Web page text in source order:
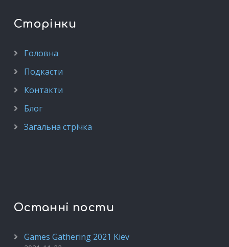
Сторінки
Головна
Подкасти
Контакти
Блог
Загальна стрічка
Останні пости
Games Gathering 2021 Kiev